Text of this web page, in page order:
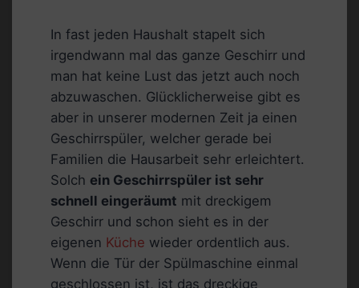
In fast jeden Haushalt stapelt sich
irgendwann mal das ganze Geschirr und
man hat keine Lust das jetzt auch noch
abzuwaschen. Glücklicherweise gibt es
aber in unserer modernen Zeit ja einen
Geschirrspüler, welcher gerade bei
Familien die Hausarbeit sehr erleichtert.
Solch ein Geschirrspüler ist sehr
schnell eingeräumt mit dreckigem
Geschirr und schon sieht es in der
eigenen Küche wieder ordentlich aus.
Wenn die Tür der Spülmaschine einmal
geschlossen ist, ist das dreckige